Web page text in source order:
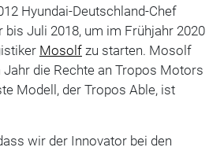
Hyundai-Deutschland-Chef
bis Juli 2018, um im Frühjahr 2020
Mosolfzu starten. Mosolf
die Rechte an Tropos Motors
Modell, der Tropos Able, ist
wir der Innovator bei den